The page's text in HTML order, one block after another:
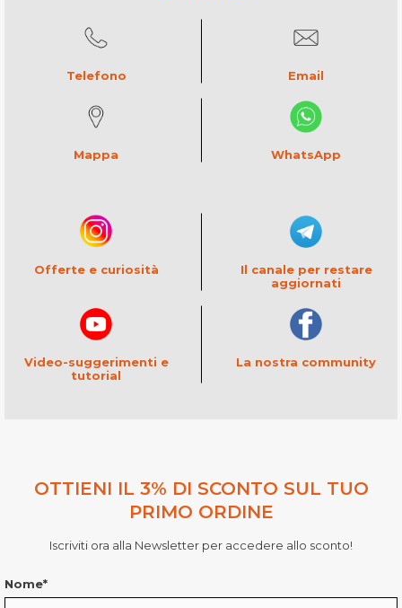
Telefono Email
Mappa WhatsApp
Offerte e curiosità
Il canale per restare
aggiornati
Video-suggerimenti e
tutorial
La nostra community
OTTIENI IL 3% DI SCONTO SUL TUO
PRIMO ORDINE
Iscriviti ora alla Newsletter per accedere allo sconto!
Nome*